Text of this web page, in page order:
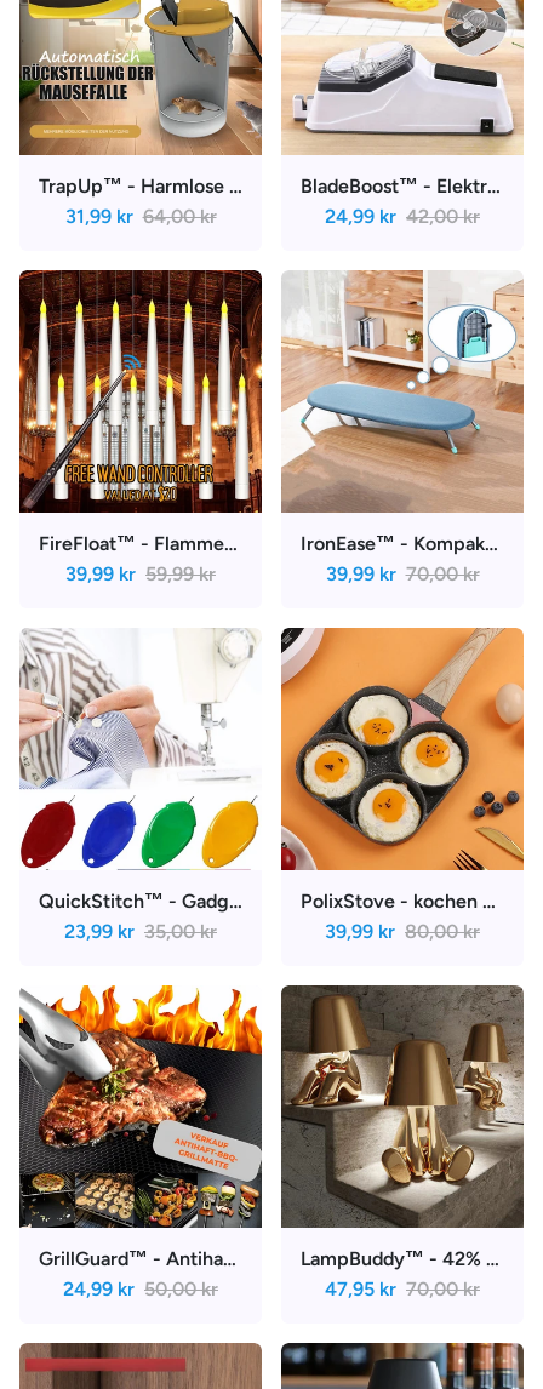
TrapUp™ - Harmlose und schuldfreie Mausefalle | 1+1 Gratis
31,99 kr 64,00 kr
BladeBoost™ - Elektrischer Messerschärfer | 40% Rabatt
24,99 kr 42,00 kr
FireFloat™ - Flammenlose schwimmende LED-Kerze (GRATIS Zauberstabsteuerung) | 33% Rabatt
39,99 kr 59,99 kr
IronEase™ - Kompakter faltbarer Bügeltisch | 43% Rabatt
39,99 kr 70,00 kr
QuickStitch™ - Gadget zum Einfädeln von Nadeln | set (20 delar)
23,99 kr 35,00 kr
PolixStove - kochen Sie leckeres Essen 4 mal schneller | 1+1 Gratis
39,99 kr 80,00 kr
GrillGuard™ - Antihaft-Grillmatte | 2+2 Gratis
24,99 kr 50,00 kr
LampBuddy™ - 42% Rabatt!
47,95 kr 70,00 kr